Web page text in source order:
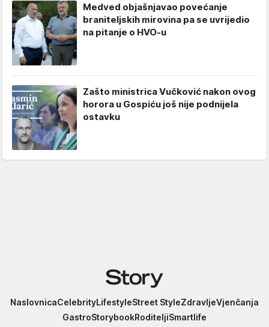
Medved objašnjavao povećanje
braniteljskih mirovina pa se uvrijedio
na pitanje o HVO-u
Zašto ministrica Vučković nakon ovog
horora u Gospiću još nije podnijela
ostavku
Story
NaslovnicaCelebrityLifestyleStreet StyleZdravljeVjenčanja
GastroStorybookRoditeljiSmartlife